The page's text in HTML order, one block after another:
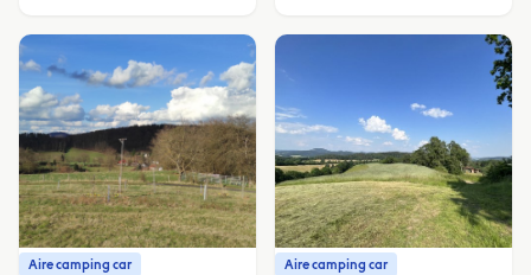
Aire camping car Aire camping car